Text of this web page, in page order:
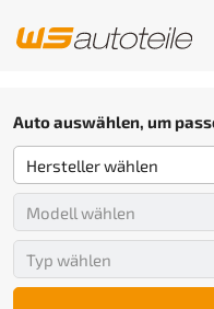
Auto auswählen, um